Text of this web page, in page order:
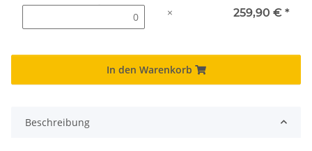
× 259,90 € *
In den Warenkorb
Beschreibung